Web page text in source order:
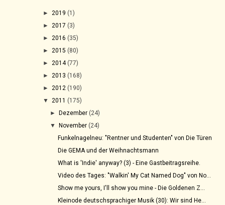
► 2019 (1)
► 2017 (3)
► 2016 (35)
► 2015 (80)
► 2014 (77)
► 2013 (168)
► 2012 (190)
▼ 2011 (175)
►
Dezember (24)
▼
November (24)
Funkelnagelneu: "Rentner und Studenten" von Die Türen
Die GEMA und der Weihnachtsmann
What is 'Indie' anyway? (3) - Eine Gastbeitragsreihe.
Video des Tages: "Walkin' My Cat Named Dog" von No...
Show me yours, I'll show you mine - Die Goldenen Z...
Kleinode deutschsprachiger Musik (30): Wir sind He...